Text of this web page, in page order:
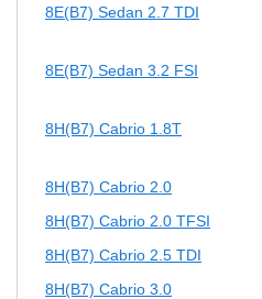
8E(B7) Sedan 2.7 TDI
8E(B7) Sedan 3.2 FSI
8H(B7) Cabrio 1.8T
8H(B7) Cabrio 2.0
8H(B7) Cabrio 2.0 TFSI
8H(B7) Cabrio 2.5 TDI
8H(B7) Cabrio 3.0